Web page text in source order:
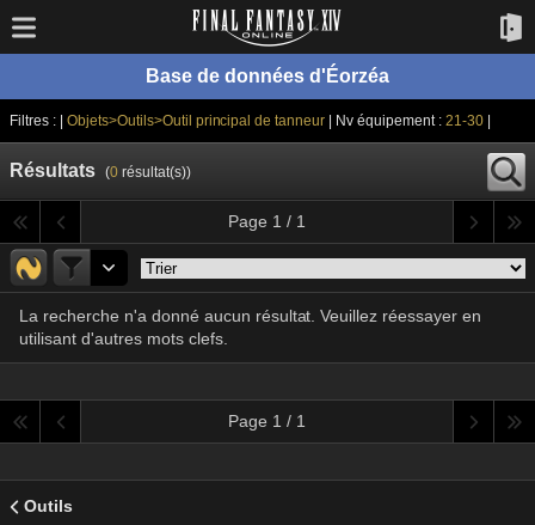
Base de données d'Éorzéa
Filtres : | Objets>Outils>Outil principal de tanneur | Nv équipement : 21-30|
Résultats (0résultat(s))
Page 1 / 1
La recherche n'a donné aucun résultat. Veuillez réessayer en
utilisant d'autres mots clefs.
Page 1 / 1
Outils